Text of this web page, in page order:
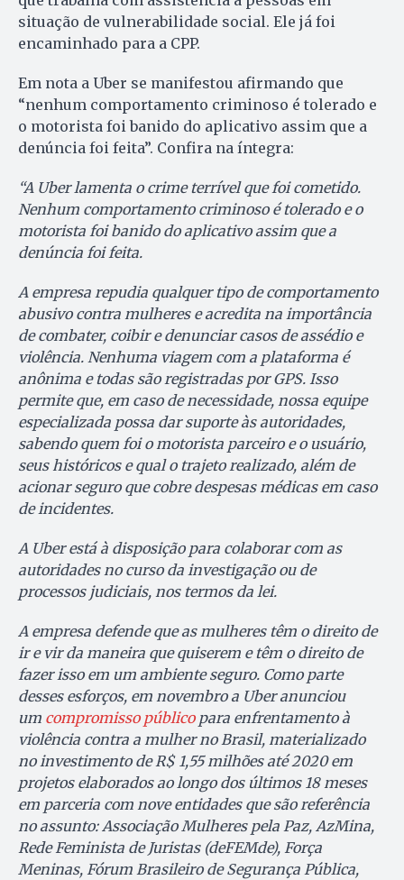
situação de vulnerabilidade social. Ele já foi
encaminhado para a CPP.
Em nota a Uber se manifestou afirmando que
“nenhum comportamento criminoso é tolerado e
o motorista foi banido do aplicativo assim que a
denúncia foi feita”. Confira na íntegra:
“A Uber lamenta o crime terrível que foi cometido.
Nenhum comportamento criminoso é tolerado e o
motorista foi banido do aplicativo assim que a
denúncia foi feita.
A empresa repudia qualquer tipo de comportamento
abusivo contra mulheres e acredita na importância
de combater, coibir e denunciar casos de assédio e
violência. Nenhuma viagem com a plataforma é
anônima e todas são registradas por GPS. Isso
permite que, em caso de necessidade, nossa equipe
especializada possa dar suporte às autoridades,
sabendo quem foi o motorista parceiro e o usuário,
seus históricos e qual o trajeto realizado, além de
acionar seguro que cobre despesas médicas em caso
de incidentes.
A Uber está à disposição para colaborar com as
autoridades no curso da investigação ou de
processos judiciais, nos termos da lei.
A empresa defende que as mulheres têm o direito de
ir e vir da maneira que quiserem e têm o direito de
fazer isso em um ambiente seguro. Como parte
desses esforços, em novembro a Uber anunciou
um compromisso públicopara enfrentamento à
violência contra a mulher no Brasil, materializado
no investimento de R$ 1,55 milhões até 2020 em
projetos elaborados ao longo dos últimos 18 meses
em parceria com nove entidades que são referência
no assunto: Associação Mulheres pela Paz, AzMina,
Rede Feminista de Juristas (deFEMde), Força
Meninas, Fórum Brasileiro de Segurança Pública,